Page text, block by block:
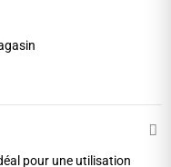
pour une utilisation